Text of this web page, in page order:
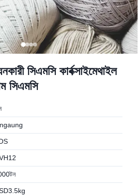
সিএমসি কার্বক্সাইমেথাইল
সিএমসি